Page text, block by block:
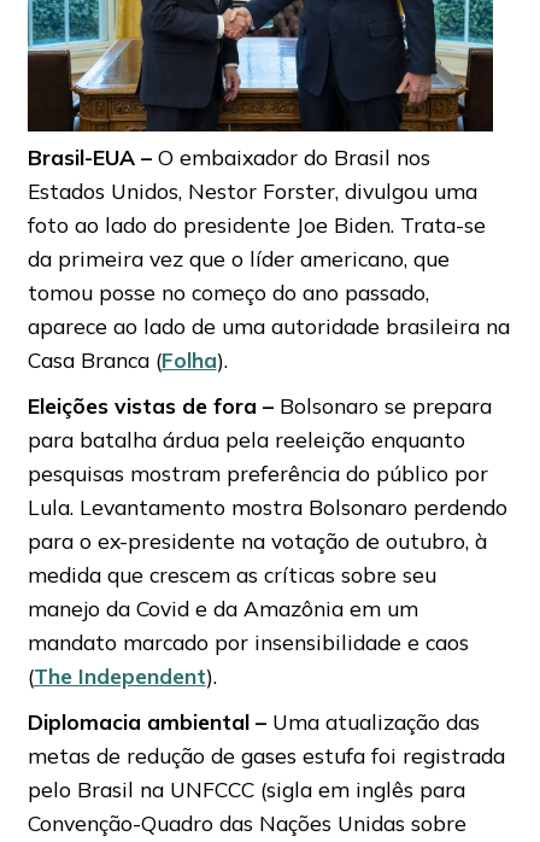
Brasil-EUA –O embaixador do Brasil nos
Estados Unidos, Nestor Forster, divulgou uma
foto ao lado do presidente Joe Biden. Trata-se
da primeira vez que o líder americano, que
tomou posse no começo do ano passado,
aparece ao lado de uma autoridade brasileira na
Casa Branca (Folha).
Eleições vistas de fora – Bolsonaro se prepara
para batalha árdua pela reeleição enquanto
pesquisas mostram preferência do público por
Lula. Levantamento mostra Bolsonaro perdendo
para o ex-presidente na votação de outubro, à
medida que crescem as críticas sobre seu
manejo da Covid e da Amazônia em um
mandato marcado por insensibilidade e caos
(The Independent).
Diplomacia ambiental –Uma atualização das
metas de redução de gases estufa foi registrada
pelo Brasil na UNFCCC (sigla em inglês para
Convenção-Quadro das Nações Unidas sobre